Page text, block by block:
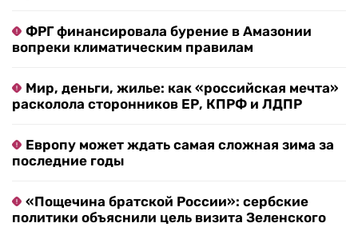
ФРГ финансировала бурение в Амазонии
вопреки климатическим правилам
Мир, деньги, жилье: как «российская мечта»
расколола сторонников ЕР, КПРФ и ЛДПР
Европу может ждать самая сложная зима за
последние годы
«Пощечина братской России»: сербские
политики объяснили цель визита Зеленского